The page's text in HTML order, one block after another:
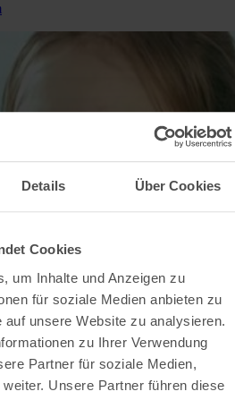
Details Über Cookies
Cookies
um Inhalte und Anzeigen zu
für soziale Medien anbieten zu
auf unsere Website zu analysieren.
zu Ihrer Verwendung
Partner für soziale Medien,
Unsere Partner führen diese
das ist für Mädchen und Jungen am